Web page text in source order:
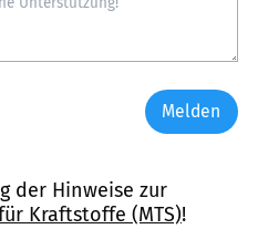
Melden
der Hinweise zur
Kraftstoffe (MTS)!